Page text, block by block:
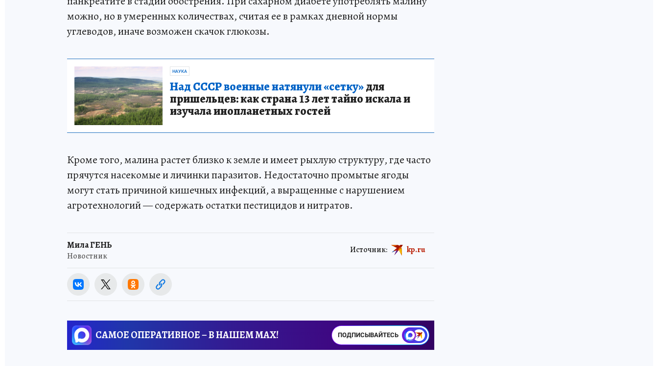
можно, но в умеренных количествах, считая ее в рамках дневной нормы
углеводов, иначе возможен скачок глюкозы.
НАУКА
Над СССР военные натянули «сетку»для
пришельцев: как страна 13 лет тайно искала и
изучала инопланетных гостей
Кроме того, малина растет близко к земле и имеет рыхлую структуру, где часто
прячутся насекомые и личинки паразитов. Недостаточно промытые ягоды
могут стать причиной кишечных инфекций, а выращенные с нарушением
агротехнологий — содержать остатки пестицидов и нитратов.
Мила ГЕНЬ
Новостник
Источник: kp.ru
САМОЕ ОПЕРАТИВНОЕ – В НАШЕМ MAX! ПОДПИСЫВАЙТЕСЬ